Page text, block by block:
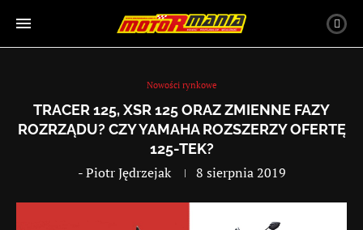
Nowości rynkowe
TRACER 125, XSR 125 ORAZ ZMIENNE FAZY
ROZRZĄDU? CZY YAMAHA ROZSZERZY OFERTĘ
125-TEK?
-Piotr Jędrzejak 8 sierpnia 2019